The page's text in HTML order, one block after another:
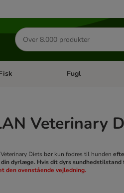
Søg
efter
produkter
kategori menu: GnaverÅben kategori
Fugl
Veterinary
Diets bør kun fodres til hunden
din dyrlæge. Hvis dit dyrs
den ovenstående vejledning.